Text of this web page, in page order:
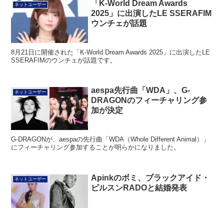
ネットユーザー
「K-World Dream Awards
2025」に出演したLE SSERAFIM
ウンチェが話題
8月21日に開催された「K-World Dream Awards 2025」に出演したLE
SSERAFIMのウンチェが話題です。
ネットユーザー
aespa先行曲「WDA」、G-
DRAGONのフィーチャリング参
加が決定
G-DRAGONが、aespaの先行曲「WDA（Whole Different Animal）」
にフィーチャリング参加することが明らかになりました。
ネットユーザー
Apinkのボミ、ブラックアイド・
ピルスンRADOと結婚発表